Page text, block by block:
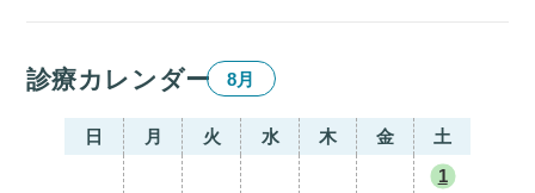
診療カレンダー 8月
日 月 火 水 木 金
土
1